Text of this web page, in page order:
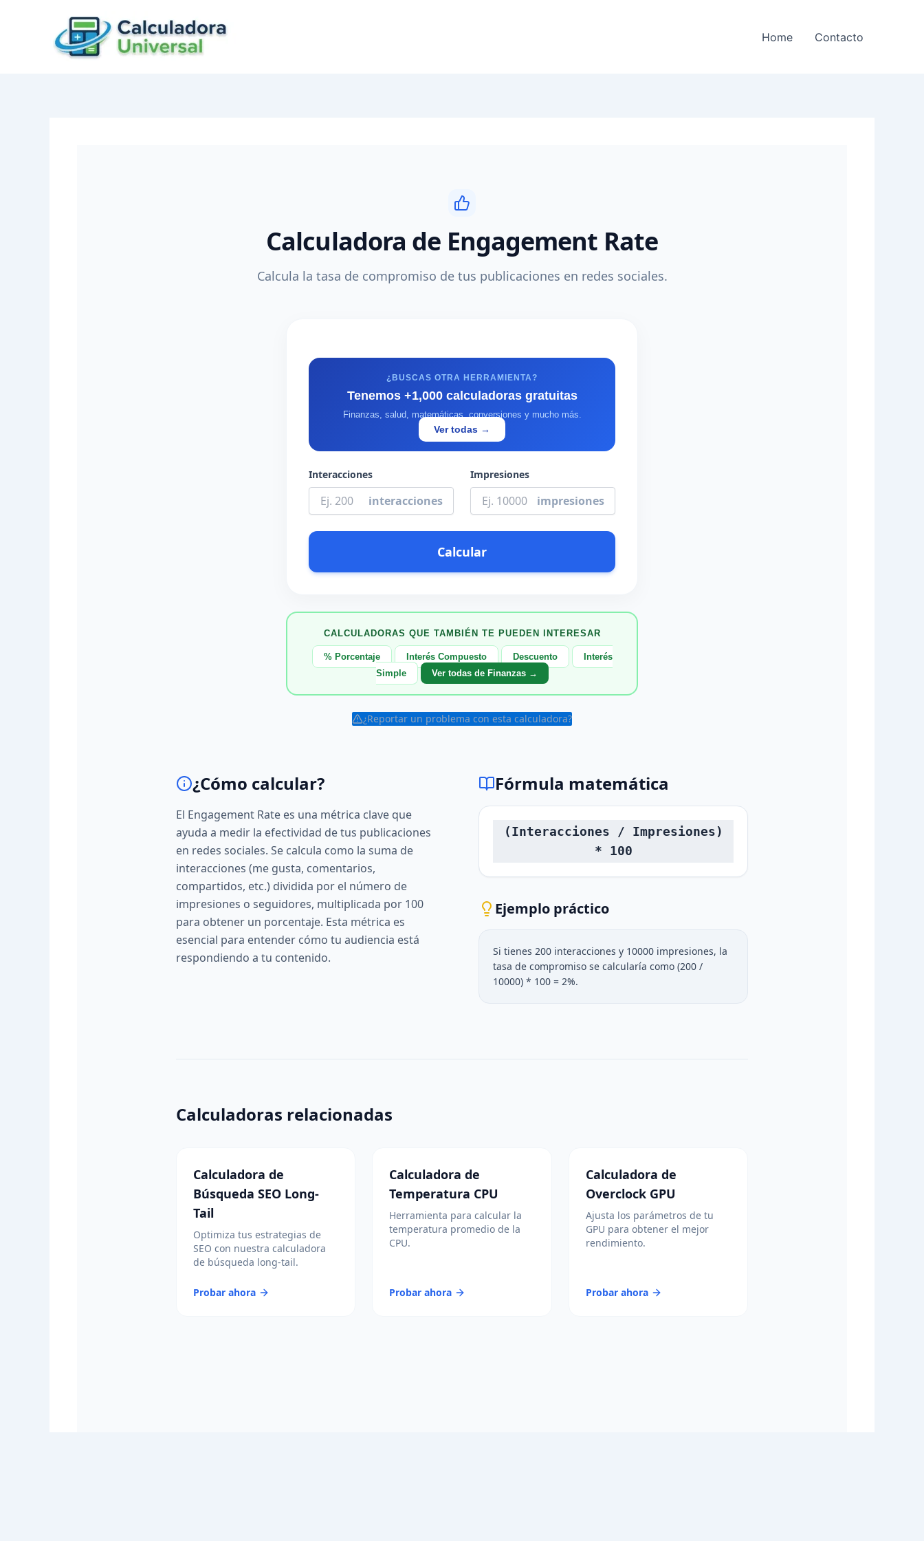
Home Contacto
Calculadora de Engagement Rate
Calcula la tasa de compromiso de tus publicaciones en redes sociales.
¿BUSCAS OTRA HERRAMIENTA?
Tenemos +1,000 calculadoras gratuitas
Finanzas, salud, matemáticas, conversiones y mucho más.
Ver todas →
Interacciones
interacciones
Impresiones
impresiones
Calcular
CALCULADORAS QUE TAMBIÉN TE PUEDEN INTERESAR
% Porcentaje Interés Compuesto Descuento
Interés
Simple
Ver todas de Finanzas →
¿Reportar un problema con esta calculadora?
¿Cómo calcular?
El Engagement Rate es una métrica clave que
ayuda a medir la efectividad de tus publicaciones
en redes sociales. Se calcula como la suma de
interacciones (me gusta, comentarios,
compartidos, etc.) dividida por el número de
impresiones o seguidores, multiplicada por 100
para obtener un porcentaje. Esta métrica es
esencial para entender cómo tu audiencia está
respondiendo a tu contenido.
Fórmula matemática
(Interacciones / Impresiones)
* 100
Ejemplo práctico
Si tienes 200 interacciones y 10000 impresiones, la
tasa de compromiso se calcularía como (200 /
10000) * 100 = 2%.
Calculadoras relacionadas
Calculadora de
Búsqueda SEO Long-
Tail
Optimiza tus estrategias de
SEO con nuestra calculadora
de búsqueda long-tail.
Probar ahora
Calculadora de
Temperatura CPU
Herramienta para calcular la
temperatura promedio de la
CPU.
Probar ahora
Calculadora de
Overclock GPU
Ajusta los parámetros de tu
GPU para obtener el mejor
rendimiento.
Probar ahora